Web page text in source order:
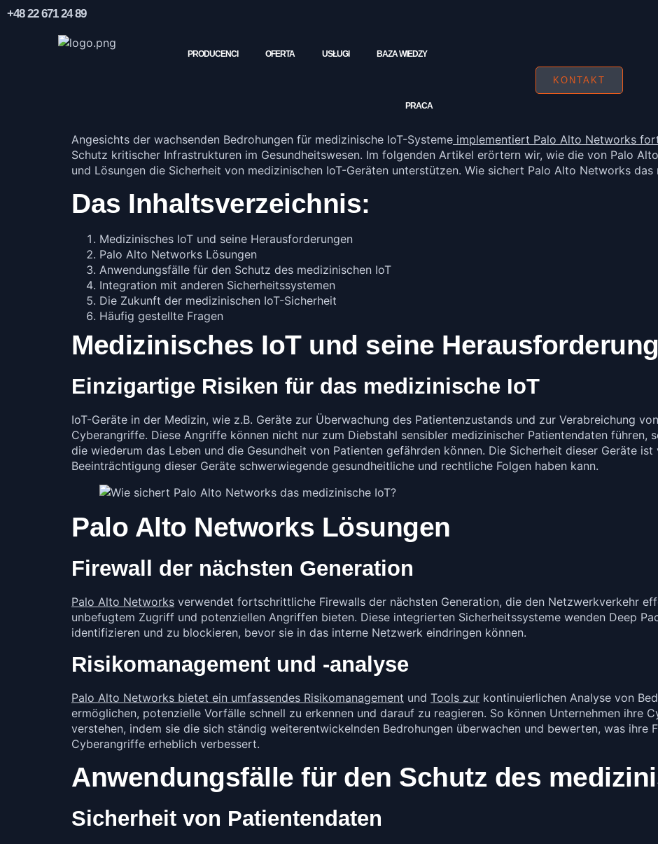
+48 22 671 24 89
KONTAKT
PRODUCENCI OFERTA USŁUGI BAZA WIEDZY
PRACA
Angesichts der wachsenden Bedrohungen für medizinische IoT-Systeme implementiert Palo Alto Networks
Schutz kritischer Infrastrukturen im Gesundheitswesen. Im folgenden Artikel erörtern wir, wie die von Palo
und Lösungen die Sicherheit von medizinischen IoT-Geräten unterstützen. Wie sichert Palo Alto Networks das
Das Inhaltsverzeichnis:
Medizinisches IoT und seine Herausforderungen
Palo Alto Networks Lösungen
Anwendungsfälle für den Schutz des medizinischen IoT
Integration mit anderen Sicherheitssystemen
Die Zukunft der medizinischen IoT-Sicherheit
Häufig gestellte Fragen
Medizinisches IoT und seine
Einzigartige Risiken für das medizinische IoT
IoT-Geräte in der Medizin, wie z.B. Geräte zur Überwachung des Patientenzustands und zur Verabreichung
Cyberangriffe. Diese Angriffe können nicht nur zum Diebstahl sensibler medizinischer Patientendaten führen,
die wiederum das Leben und die Gesundheit von Patienten gefährden können. Die Sicherheit dieser Geräte
Beeinträchtigung dieser Geräte schwerwiegende gesundheitliche und rechtliche Folgen haben kann.
Palo Alto Networks Lösungen
Firewall der nächsten Generation
Palo Alto Networks verwendet fortschrittliche Firewalls der nächsten Generation, die den Netzwerkverkehr
unbefugtem Zugriff und potenziellen Angriffen bieten. Diese integrierten Sicherheitssysteme wenden Deep
identifizieren und zu blockieren, bevor sie in das interne Netzwerk eindringen können.
Risikomanagement und -analyse
Palo Alto Networks bietet ein umfassendes Risikomanagement und Tools zur kontinuierlichen Analyse von
ermöglichen, potenzielle Vorfälle schnell zu erkennen und darauf zu reagieren. So können Unternehmen ihre
verstehen, indem sie die sich ständig weiterentwickelnden Bedrohungen überwachen und bewerten, was ihre
Cyberangriffe erheblich verbessert.
Anwendungsfälle für den Schutz des
Sicherheit von Patientendaten